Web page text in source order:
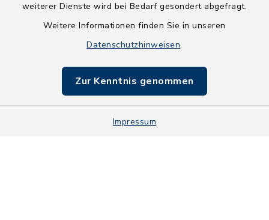
weiterer Dienste wird bei Bedarf gesondert abgefragt.
Weitere Informationen finden Sie in unseren
Datenschutzhinweisen.
Zur Kenntnis genommen
Impressum
Barrierefreiheit
Impressum
Sitemap